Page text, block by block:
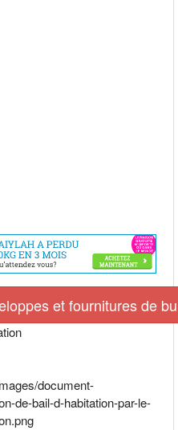
et fournitures de
document-
de-bail-d-habitation-par-le-